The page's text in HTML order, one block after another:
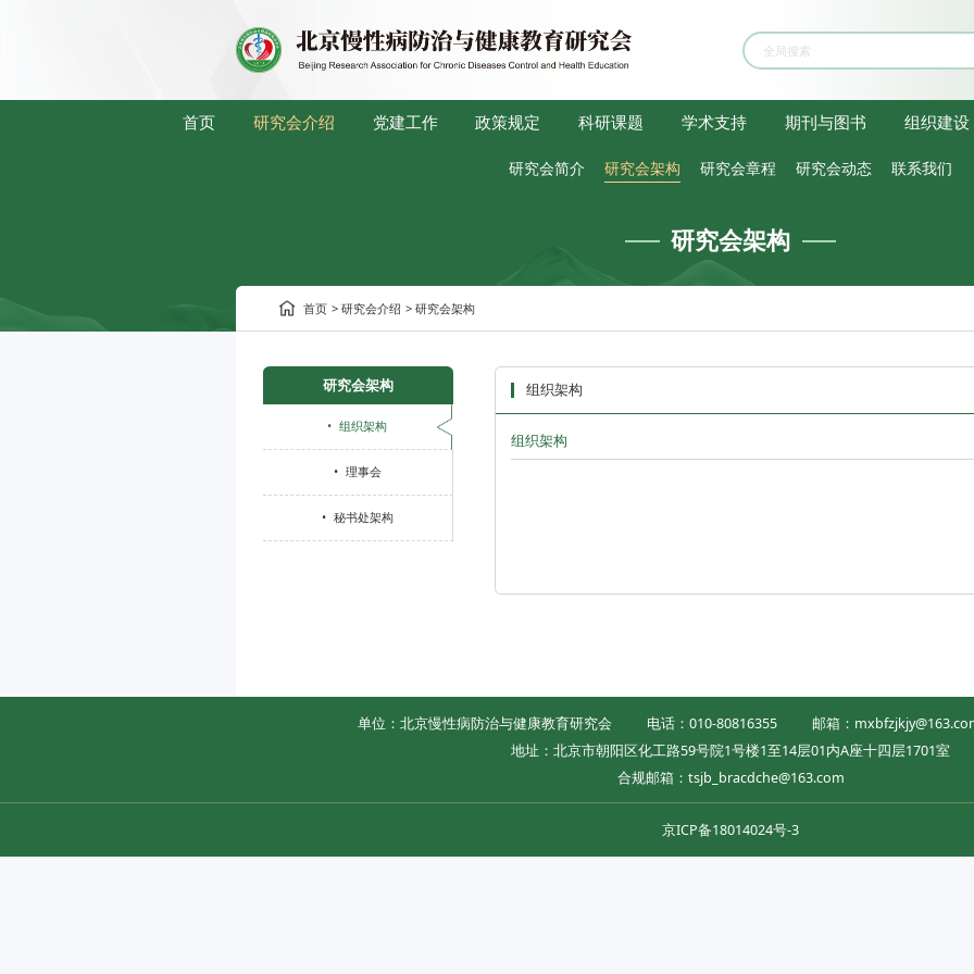
首页 研究会介绍 党建工作 政策规定 科研课题 学术支持 期刊与图书 组织建设
研究会简介 研究会架构 研究会章程 研究会动态 联系我们
研究会架构
首页 > 研究会介绍 > 研究会架构
研究会架构
• 组织架构
• 理事会
• 秘书处架构
组织架构
组织架构
单位：北京慢性病防治与健康教育研究会 电话：010-80816355 邮箱：
地址：北京市朝阳区化工路59号院1号楼1至14层01内A座十四层1701室
合规邮箱：tsjb_bracdche@163.com
京ICP备18014024号-3